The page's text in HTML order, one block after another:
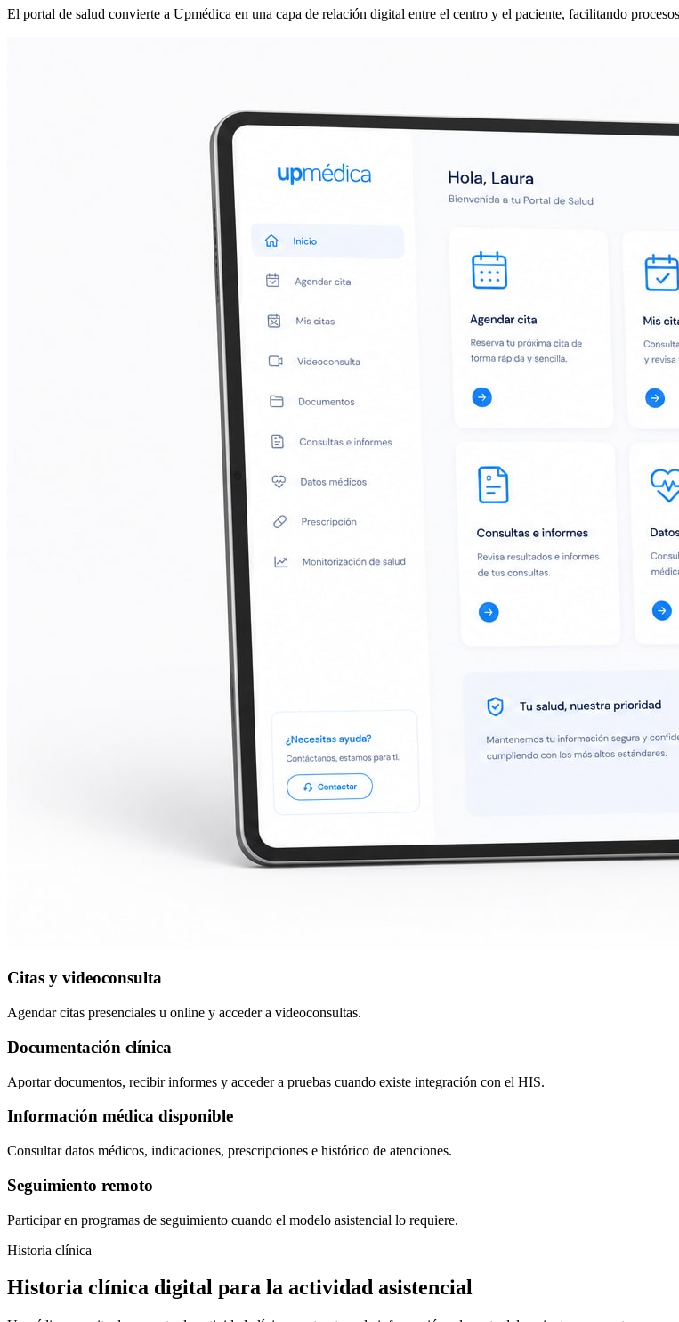
El portal de salud convierte a Upmédica en una capa de relación digital entre el centro y el paciente, facilitando
Citas y videoconsulta
Agendar citas presenciales u online y acceder a videoconsultas.
Documentación clínica
Aportar documentos, recibir informes y acceder a pruebas cuando existe integración con el HIS.
Información médica disponible
Consultar datos médicos, indicaciones, prescripciones e histórico de atenciones.
Seguimiento remoto
Participar en programas de seguimiento cuando el modelo asistencial lo requiere.
Historia clínica
Historia clínica digital para la actividad asistencial